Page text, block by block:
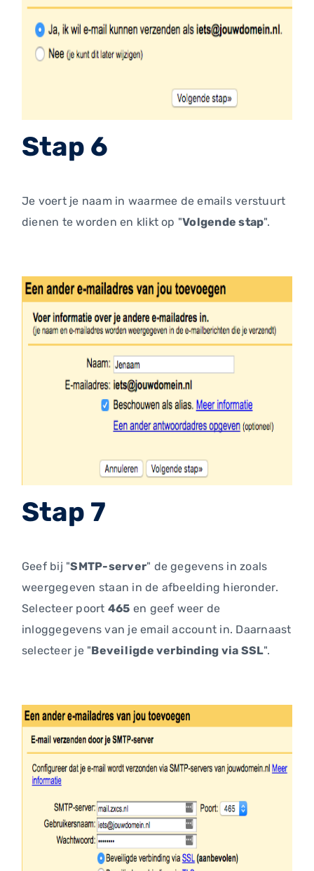
Stap 6
Je voert je naam in waarmee de emails verstuurt
dienen te worden en klikt op "Volgende stap".
Stap 7
Geef bij "SMTP-server" de gegevens in zoals
weergegeven staan in de afbeelding hieronder.
Selecteer poort 465 en geef weer de
inloggegevens van je email account in. Daarnaast
selecteer je "Beveiligde verbinding via SSL".